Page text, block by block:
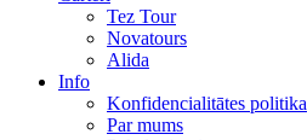
Tez Tour
Novatours
Alida
Info
Konfidencialitātes politika
Par mums